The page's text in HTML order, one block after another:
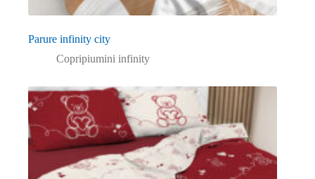
Parure infinity city
Copripiumini infinity